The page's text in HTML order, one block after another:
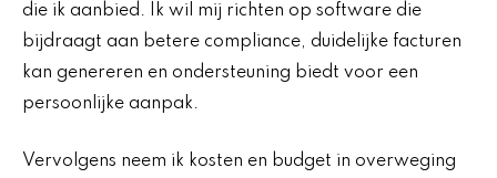
die ik aanbied. Ik wil mij richten op software die
bijdraagt aan betere compliance, duidelijke facturen
kan genereren en ondersteuning biedt voor een
persoonlijke aanpak.
Vervolgens neem ik kosten en budget in overweging